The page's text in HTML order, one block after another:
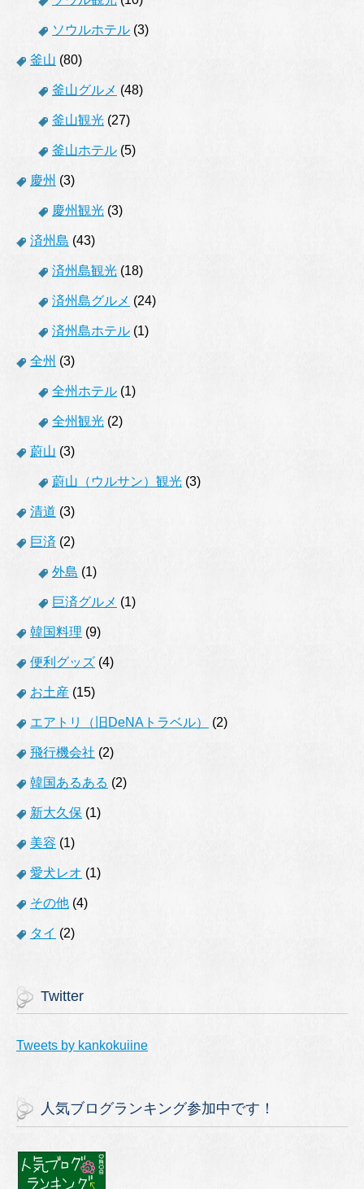
ソウルホテル (3)
釜山 (80)
釜山グルメ (48)
釜山観光 (27)
釜山ホテル (5)
慶州 (3)
慶州観光 (3)
済州島 (43)
済州島観光 (18)
済州島グルメ (24)
済州島ホテル (1)
全州 (3)
全州ホテル (1)
全州観光 (2)
蔚山 (3)
蔚山（ウルサン）観光 (3)
清道 (3)
巨済 (2)
外島 (1)
巨済グルメ (1)
韓国料理 (9)
便利グッズ (4)
お土産 (15)
エアトリ（旧DeNAトラベル） (2)
飛行機会社 (2)
韓国あるある (2)
新大久保 (1)
美容 (1)
愛犬レオ (1)
その他 (4)
タイ (2)
Twitter
Tweets by kankokuiine
人気ブログランキング参加中です！